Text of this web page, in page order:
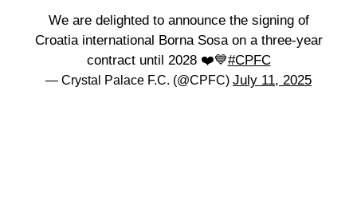
We are delighted to announce the signing of
Croatia international Borna Sosa on a three-year
contract until 2028 ❤️💙#CPFC
— Crystal Palace F.C. (@CPFC) July 11, 2025